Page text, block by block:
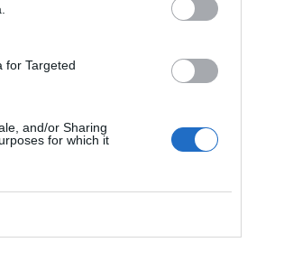
for Targeted
and/or Sharing
for which itΤαυτότητα Όροι χρήσης